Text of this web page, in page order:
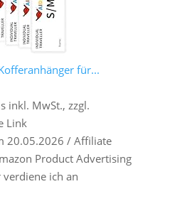
für...
inkl. MwSt., zzgl.
Link
20.05.2026 / Affiliate
Product Advertising
ich an